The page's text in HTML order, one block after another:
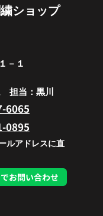
ショップ
－１
担当：黒川
6065
0895
ルアドレスに直
お問い合わせ